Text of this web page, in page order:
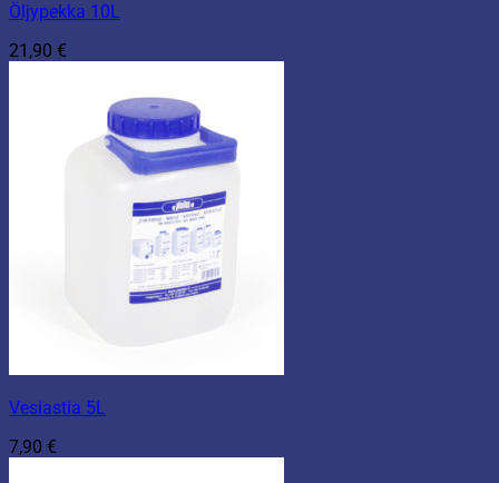
Öljypekka 10L
21,90 €
Vesiastia 5L
7,90 €